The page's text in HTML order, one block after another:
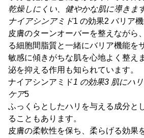
乾燥しにくい、健やかな肌に導きます
ナイアシンアミド1 の効果2 バリア
皮膚のターンオーバーを整えながら
る細胞間脂質と一緒にバリア機能を
敏感に傾きがちな肌を心地よく整え
泌を抑える作用も知られています。
ナイアシンアミド1 の効果3 肌にハ
ケア5
ふっくらとしたハリを与える成分と
ることもあります。
皮膚の柔軟性を保ち、柔らげる効果